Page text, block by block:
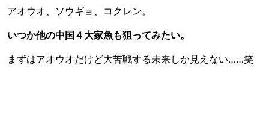
アオウオ、ソウギョ、コクレン。
いつか他の中国４大家魚も狙ってみたい。
まずはアオウオだけど大苦戦する未来しか見えない……笑